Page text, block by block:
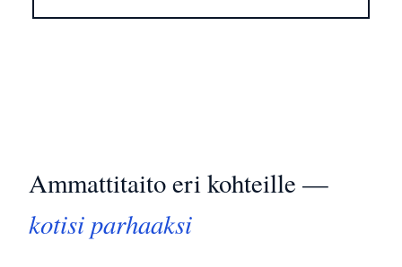
Ammattitaito eri kohteille —
kotisi parhaaksi